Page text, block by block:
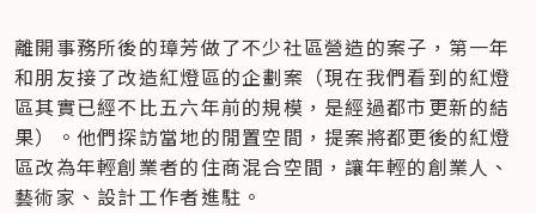
離開事務所後的璋芳做了不少社區營造的案子，第一年
和朋友接了改造紅燈區的企劃案（現在我們看到的紅燈
區其實已經不比五六年前的規模，是經過都市更新的結
果）。他們探訪當地的閒置空間，提案將都更後的紅燈
區改為年輕創業者的住商混合空間，讓年輕的創業人、
藝術家、設計工作者進駐。